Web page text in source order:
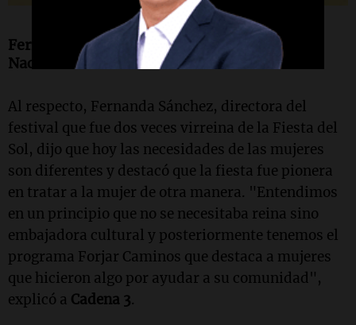
Fernanda Sánchez, directora de la Fiesta
Nacional del Sol
Al respecto, Fernanda Sánchez, directora del
festival que fue dos veces virreina de la Fiesta del
Sol, dijo que hoy las necesidades de las mujeres
son diferentes y destacó que la fiesta fue pionera
en tratar a la mujer de otra manera. "Entendimos
en un principio que no se necesitaba reina sino
embajadora cultural y posteriormente tenemos el
programa Forjar Caminos que destaca a mujeres
que hicieron algo por ayudar a su comunidad",
explicó a Cadena 3.